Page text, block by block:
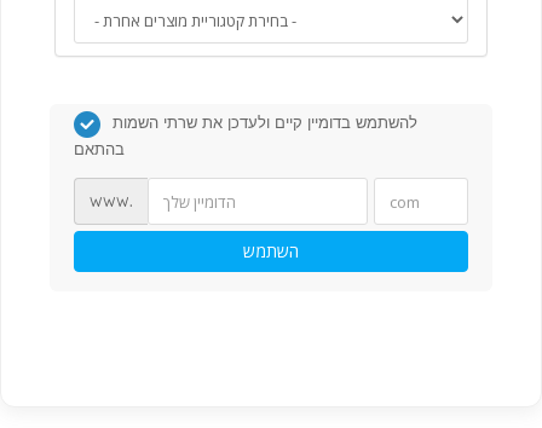
להשתמש בדומיין קיים ולעדכן את שרתי השמות
בהתאם
www.
השתמש